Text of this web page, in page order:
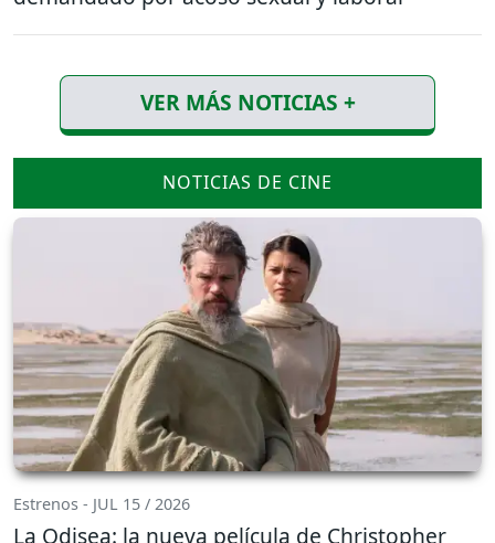
VER MÁS NOTICIAS +
NOTICIAS DE CINE
Estrenos - JUL 15 / 2026
La Odisea: la nueva película de Christopher